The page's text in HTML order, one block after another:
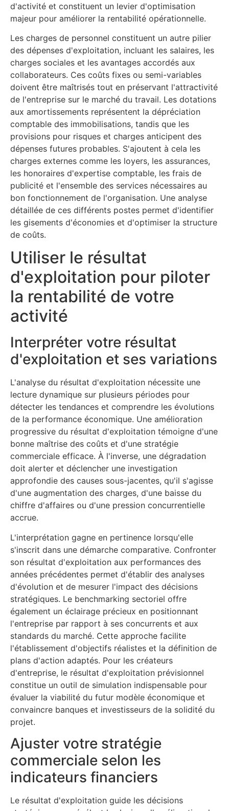
d'activité et constituent un levier d'optimisation
majeur pour améliorer la rentabilité opérationnelle.
Les charges de personnel constituent un autre pilier
des dépenses d'exploitation, incluant les salaires, les
charges sociales et les avantages accordés aux
collaborateurs. Ces coûts fixes ou semi-variables
doivent être maîtrisés tout en préservant l'attractivité
de l'entreprise sur le marché du travail. Les dotations
aux amortissements représentent la dépréciation
comptable des immobilisations, tandis que les
provisions pour risques et charges anticipent des
dépenses futures probables. S'ajoutent à cela les
charges externes comme les loyers, les assurances,
les honoraires d'expertise comptable, les frais de
publicité et l'ensemble des services nécessaires au
bon fonctionnement de l'organisation. Une analyse
détaillée de ces différents postes permet d'identifier
les gisements d'économies et d'optimiser la structure
de coûts.
Utiliser le résultat
d'exploitation pour piloter
la rentabilité de votre
activité
Interpréter votre résultat
d'exploitation et ses variations
L'analyse du résultat d'exploitation nécessite une
lecture dynamique sur plusieurs périodes pour
détecter les tendances et comprendre les évolutions
de la performance économique. Une amélioration
progressive du résultat d'exploitation témoigne d'une
bonne maîtrise des coûts et d'une stratégie
commerciale efficace. À l'inverse, une dégradation
doit alerter et déclencher une investigation
approfondie des causes sous-jacentes, qu'il s'agisse
d'une augmentation des charges, d'une baisse du
chiffre d'affaires ou d'une pression concurrentielle
accrue.
L'interprétation gagne en pertinence lorsqu'elle
s'inscrit dans une démarche comparative. Confronter
son résultat d'exploitation aux performances des
années précédentes permet d'établir des analyses
d'évolution et de mesurer l'impact des décisions
stratégiques. Le benchmarking sectoriel offre
également un éclairage précieux en positionnant
l'entreprise par rapport à ses concurrents et aux
standards du marché. Cette approche facilite
l'établissement d'objectifs réalistes et la définition de
plans d'action adaptés. Pour les créateurs
d'entreprise, le résultat d'exploitation prévisionnel
constitue un outil de simulation indispensable pour
évaluer la viabilité du futur modèle économique et
convaincre banques et investisseurs de la solidité du
projet.
Ajuster votre stratégie
commerciale selon les
indicateurs financiers
Le résultat d'exploitation guide les décisions